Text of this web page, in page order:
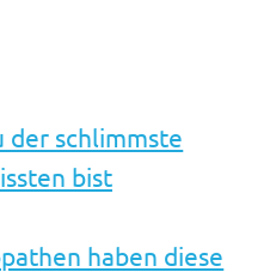
der schlimmste
bist
haben diese